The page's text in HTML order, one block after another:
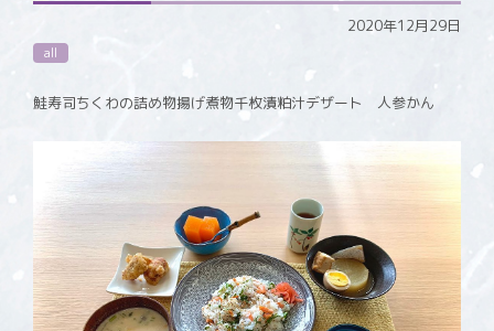
2020年12月29日
all
鮭寿司ちくわの詰め物揚げ煮物千枚漬粕汁デザート 人参かん